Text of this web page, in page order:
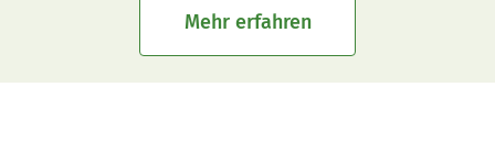
Mehr erfahren